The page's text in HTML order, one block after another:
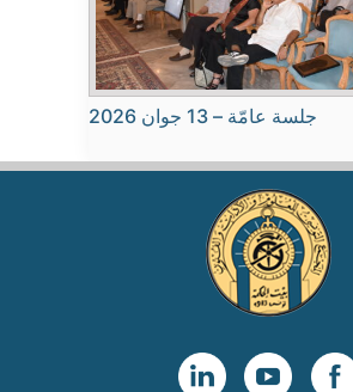
جلسة عامّة – 13 جوان 2026